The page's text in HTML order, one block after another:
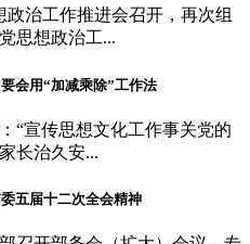
政治工作推进会召开，再次组
思想政治工...
会用“加减乘除”工作法
“宣传思想文化工作事关党的
长治久安...
五届十二次全会精神